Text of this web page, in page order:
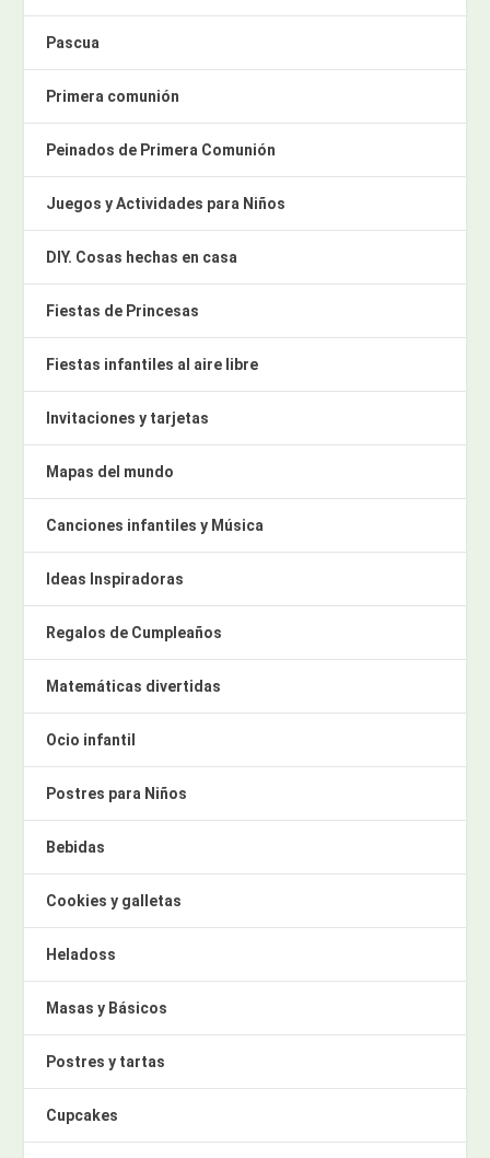
Pascua
Primera comunión
Peinados de Primera Comunión
Juegos y Actividades para Niños
DIY. Cosas hechas en casa
Fiestas de Princesas
Fiestas infantiles al aire libre
Invitaciones y tarjetas
Mapas del mundo
Canciones infantiles y Música
Ideas Inspiradoras
Regalos de Cumpleaños
Matemáticas divertidas
Ocio infantil
Postres para Niños
Bebidas
Cookies y galletas
Heladoss
Masas y Básicos
Postres y tartas
Cupcakes